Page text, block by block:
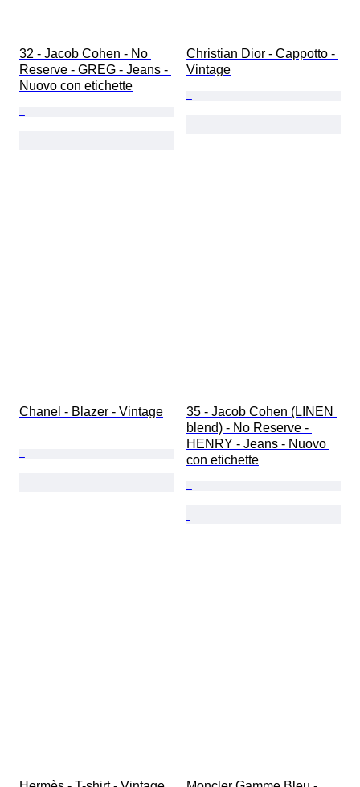
32 - Jacob Cohen - No
Reserve - GREG - Jeans -
Nuovo con etichette
Christian Dior - Cappotto -
Vintage
Chanel - Blazer - Vintage
35 - Jacob Cohen (LINEN
blend) - No Reserve -
HENRY - Jeans - Nuovo
con etichette